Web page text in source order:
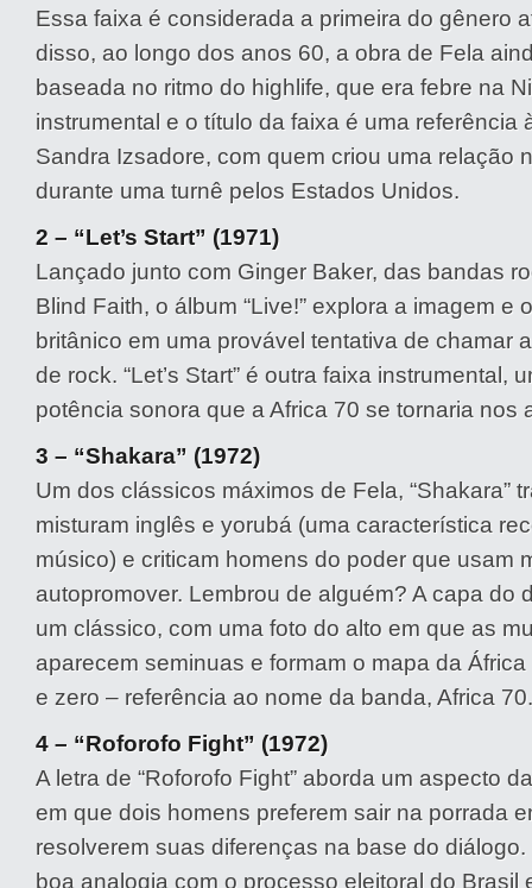
Essa faixa é considerada a primeira do gênero
disso, ao longo dos anos 60, a obra de Fela
baseada no ritmo do highlife, que era febre na
instrumental e o título da faixa é uma referência
Sandra Izsadore, com quem criou uma relação
durante uma turnê pelos Estados Unidos.
2 – “Let’s Start” (1971)
Lançado junto com Ginger Baker, das bandas
Blind Faith, o álbum “Live!” explora a imagem e
britânico em uma provável tentativa de chamar
de rock. “Let’s Start” é outra faixa instrumental,
potência sonora que a Africa 70 se tornaria nos
3 – “Shakara” (1972)
Um dos clássicos máximos de Fela, “Shakara”
misturam inglês e yorubá (uma característica
músico) e criticam homens do poder que usam
autopromover. Lembrou de alguém? A capa do
um clássico, com uma foto do alto em que as
aparecem seminuas e formam o mapa da
e zero – referência ao nome da banda, Africa 70.
4 – “Roforofo Fight” (1972)
A letra de “Roforofo Fight” aborda um aspecto
em que dois homens preferem sair na porrada
resolverem suas diferenças na base do
boa analogia com o processo eleitoral do Brasil